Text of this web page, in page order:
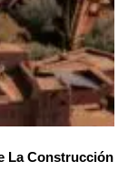
La Construcción